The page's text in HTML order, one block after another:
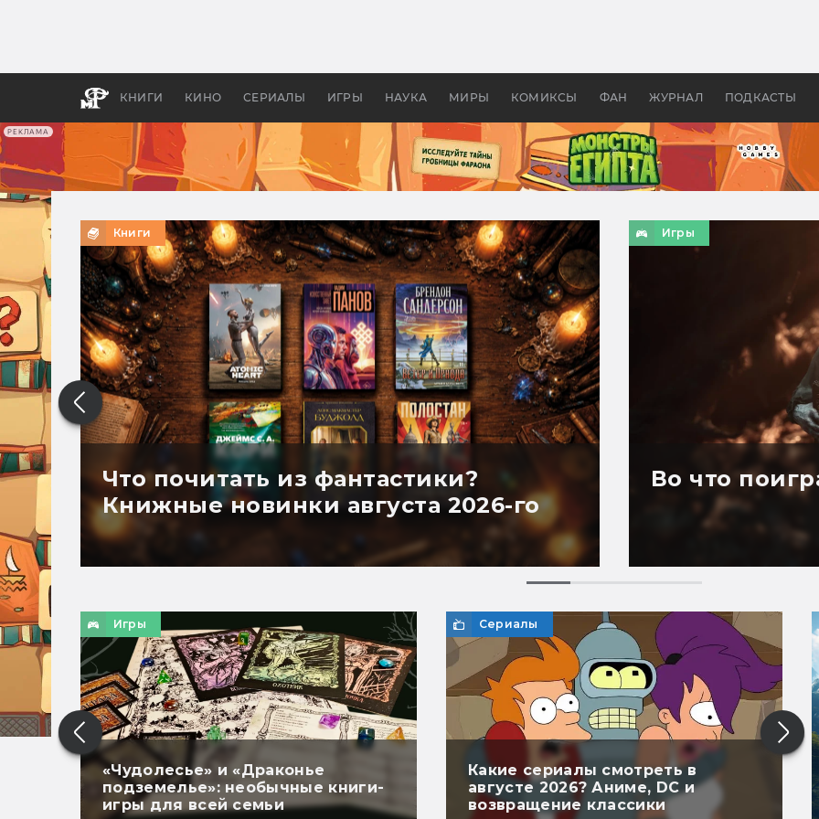
РЕКЛАМА
КНИГИ КИНО СЕРИАЛЫ ИГРЫ НАУКА МИРЫ КОМИКСЫ ФАН ЖУРНАЛ ПОДКАСТЫ
бы «Властелина колец»
Древней Грецией
Книги
Что почитать из фантастики?
Книжные новинки августа 2026-го
Игры
Во что
Игры
«Чудолесье» и «Драконье
подземелье»: необычные книги-
игры для всей семьи
Сериалы
Какие сериалы смотреть в
августе 2026? Аниме, DC и
возвращение классики